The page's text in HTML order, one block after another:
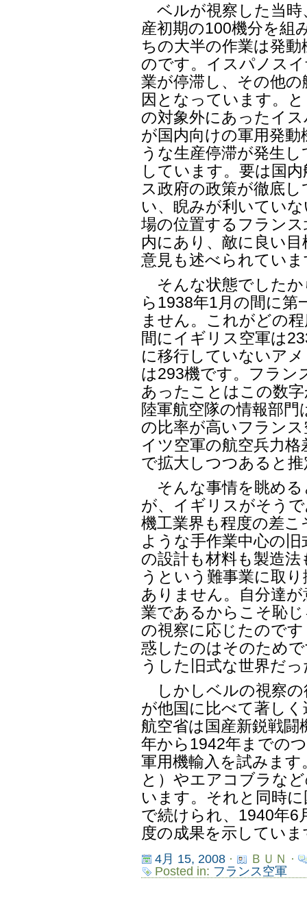
ベルが視察した当時
産初期の100機分を組
ちの大半の作業は発
のです。イスパノス
業が停滞し、その他
因となっています。
の対象外にあったイ
が国内向けの軍用発
うな生産停滞が発生
しています。要は国
ス政府の政策が徹底
い、睨みが利いてい
場の位置するフラン
内にあり、敵に良い
意見も述べられていま
そんな状態でしたか
ら1938年1月の間に第
ません。これがどの
間にイギリス空軍は
に移行していないア
は293機です。フラン
あったことはこの数
陸軍航空隊の情報部
の比率が高いフラン
イツ空軍の航空兵力
で拡大しつつあると
そんな事情を眺める
が、イギリスがそう
機工業界も程度の差
ような手作業中心の
の設計も材料も製造
うという難事業に取
ありません。自分達
業であるからこそ恥
の視察に応じたので
惑したのはそのため
うした旧式な世界だ
しかしベルの視察の
が他国に比べて著し
航空省は国産新鋭戦
年から1942年までの
軍用機輸入を試みま
と）やエアコブラな
います。それと同時
で続けられ、1940年6
度の成果を示していま
4月 15, 2008·
ＢＵＮ ·
Posted in: フランス空軍